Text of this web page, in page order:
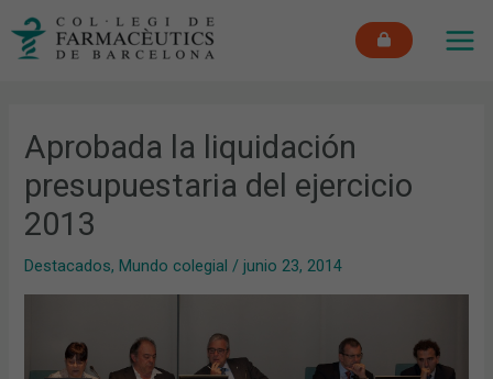
Aprobada la liquidación
presupuestaria del ejercicio
2013
Destacados, Mundo colegial /junio 23, 2014